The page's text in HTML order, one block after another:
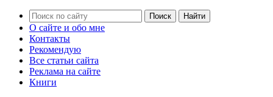
О сайте и обо мне
Контакты
Рекомендую
Все статьи сайта
Реклама на сайте
Книги